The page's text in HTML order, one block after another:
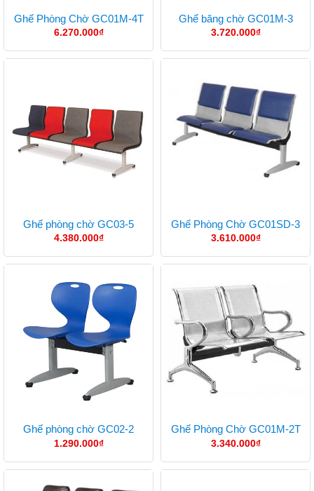
Ghế Phòng Chờ GC01M-4T
6.270.000₫
Ghế băng chờ GC01M-3
3.720.000₫
Ghế phòng chờ GC03-5
4.380.000₫
Ghế Phòng Chờ GC01SD-3
3.610.000₫
Ghế phòng chờ GC02-2
1.290.000₫
Ghế Phòng Chờ GC01M-2T
3.340.000₫